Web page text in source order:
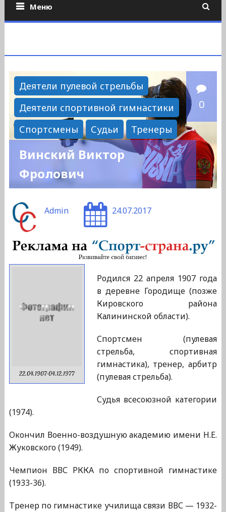
Меню
Деятели пулевой стрельбы
Деятели спортивной гимнастики
Спортсмены
Судьи Тренеры
0
Винский Виктор
Фролович
Admin 24.07.2017
22.04.1907-04.12.1977
Родился 22 апреля 1907 года
в деревне Городище (позже
Кировского района
Калининской области).
Спортсмен (пулевая
стрельба, спортивная
гимнастика), тренер, арбитр
(пулевая стрельба).
Судья всесоюзной категории
(1974).
Окончил Военно-воздушную академию имени Н.Е.
Жуковского (1949).
Чемпион ВВС РККА по спортивной гимнастике
(1933-36).
Тренер по гимнастике училища связи ВВС — 1932-